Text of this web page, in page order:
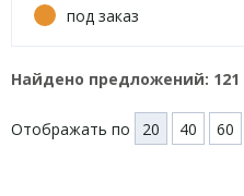
под заказ
Найдено предложений: 121
Отображать по 20 40 60